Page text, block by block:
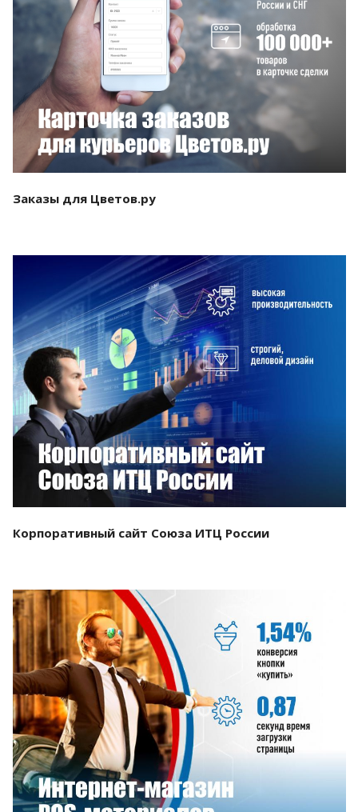
Смотреть проект
Заказы для Цветов.ру
Смотреть проект
Корпоративный сайт Союза ИТЦ России
Смотреть проект